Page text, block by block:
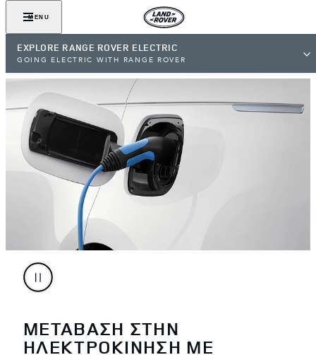
MENU
EXPLORE RANGE ROVER ELECTRIC
GOING ELECTRIC WITH RANGE ROVER
ΜΕΤΑΒΑΣΗ ΣΤΗΝ
ΗΛΕΚΤΡΟΚΙΝΗΣΗ ΜΕ